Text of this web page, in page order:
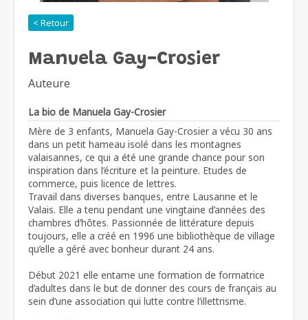
< Retour
Manuela Gay-Crosier
Auteure
La bio de Manuela Gay-Crosier
Mère de 3 enfants, Manuela Gay-Crosier a vécu 30 ans
dans un petit hameau isolé dans les montagnes
valaisannes, ce qui a été une grande chance pour son
inspiration dans l’écriture et la peinture. Etudes de
commerce, puis licence de lettres.
Travail dans diverses banques, entre Lausanne et le
Valais. Elle a tenu pendant une vingtaine d’années des
chambres d’hôtes. Passionnée de littérature depuis
toujours, elle a créé en 1996 une bibliothèque de village
qu’elle a géré avec bonheur durant 24 ans.
Début 2021 elle entame une formation de formatrice
d’adultes dans le but de donner des cours de français au
sein d’une association qui lutte contre l’illettrisme.